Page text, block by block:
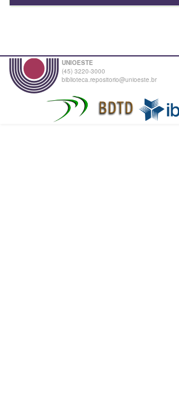
UNIOESTE
(45) 3220-3000
biblioteca.repositorio@unioeste.br